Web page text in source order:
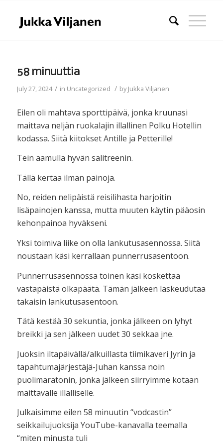
58 minuuttia
July 27, 2024 / in Uncategorized / byJukka Viljanen
Eilen oli mahtava sporttipäivä, jonka kruunasi
maittava neljän ruokalajin illallinen Polku Hotellin
kodassa. Siitä kiitokset Antille ja Petterille!
Tein aamulla hyvän salitreenin.
Tällä kertaa ilman painoja.
No, reiden nelipäistä reisilihasta harjoitin
lisäpainojen kanssa, mutta muuten käytin pääosin
kehonpainoa hyväkseni.
Yksi toimiva liike on olla lankutusasennossa. Siitä
noustaan käsi kerrallaan punnerrusasentoon.
Punnerrusasennossa toinen käsi koskettaa
vastapäistä olkapäätä. Tämän jälkeen laskeudutaa
takaisin lankutusasentoon.
Tätä kestää 30 sekuntia, jonka jälkeen on lyhyt
breikki ja sen jälkeen uudet 30 sekkaa jne.
Juoksin iltapäivällä/alkuillasta tiimikaveri Jyrin ja
tapahtumajärjestäjä-Juhan kanssa noin
puolimaratonin, jonka jälkeen siirryimme kotaan
maittavalle illalliselle.
Julkaisimme eilen 58 minuutin “vodcastin”
seikkailujuoksija YouTube-kanavalla teemalla
“miten minusta tuli